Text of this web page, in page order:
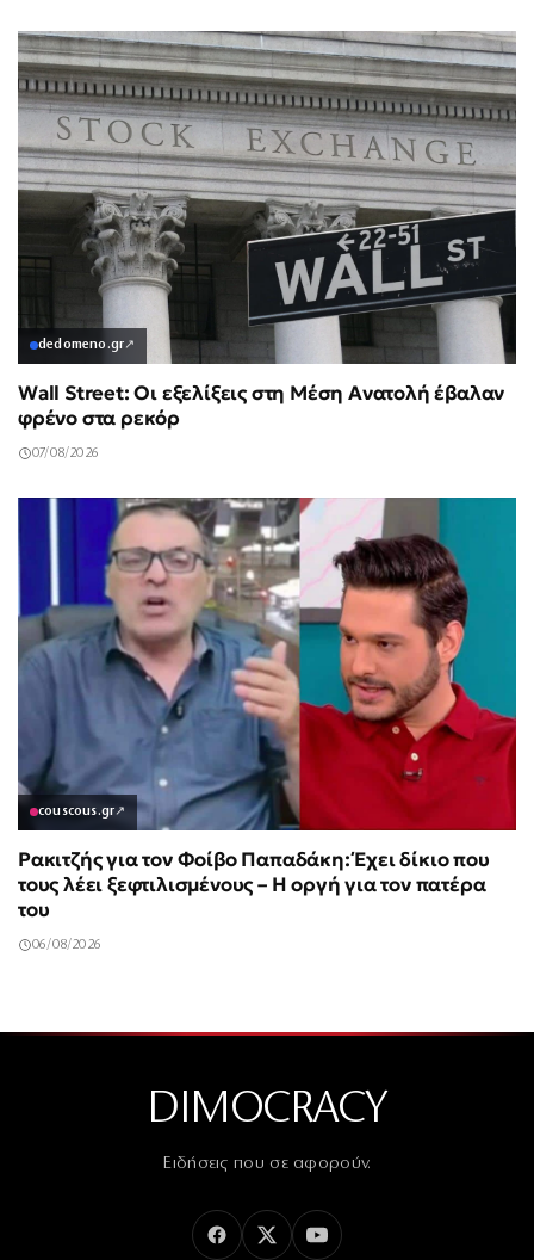
dedomeno.gr↗
Wall Street: Οι εξελίξεις στη Μέση Ανατολή έβαλαν
φρένο στα ρεκόρ
07/08/2026
couscous.gr↗
Ρακιτζής για τον Φοίβο Παπαδάκη: Έχει δίκιο που
τους λέει ξεφτιλισμένους – Η οργή για τον πατέρα
του
06/08/2026
DIMOCRACY
Ειδήσεις που σε αφορούν.